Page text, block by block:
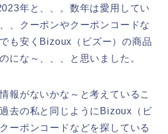
年と、、。数年は愛用してい
、クーポンやクーポンコードな
も安くBizoux（ビズー）の商品
にな～、、、と思いました。
報がないかな～と考えているこ
去の私と同じようにBizoux（ビ
ーポンコードなどを探している